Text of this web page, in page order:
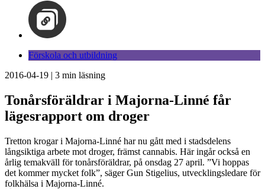
Förskola och utbildning
2016-04-19 | 3 min läsning
Tonårsföräldrar i Majorna-Linné får
lägesrapport om droger
Tretton krogar i Majorna-Linné har nu gått med i stadsdelens
långsiktiga arbete mot droger, främst cannabis. Här ingår också en
årlig temakväll för tonårsföräldrar, på onsdag 27 april. ”Vi hoppas
det kommer mycket folk”, säger Gun Stigelius, utvecklingsledare för
folkhälsa i Majorna-Linné.